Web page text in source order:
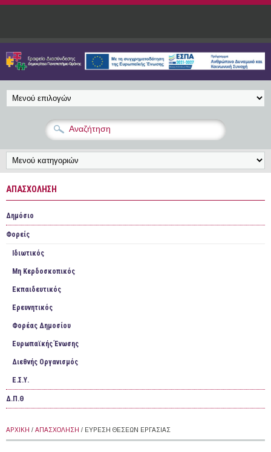
Παράκαμψη προς το κυρίως περιεχόμενο
ΑΠΑΣΧΌΛΗΣΗ
Δημόσιο
Φορείς
Ιδιωτικός
Mη Κερδοσκοπικός
Εκπαιδευτικός
Ερευνητικός
Φορέας Δημοσίου
Ευρωπαϊκής Ένωσης
Διεθνής Οργανισμός
Ε.Σ.Υ.
Δ.Π.Θ
ΑΡΧΙΚΉ / ΑΠΑΣΧΌΛΗΣΗ / ΕΎΡΕΣΗ ΘΈΣΕΩΝ ΕΡΓΑΣΊΑΣ